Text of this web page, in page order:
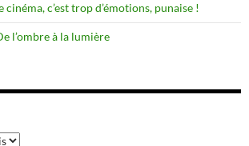
c’est trop d’émotions, punaise !
l’ombre à la lumière